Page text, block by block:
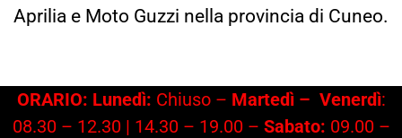
Aprilia e Moto Guzzi nella provincia di Cuneo.
ORARIO: Lunedì: Chiuso – Martedì – Venerdì:
08.30 – 12.30 | 14.30 – 19.00 – Sabato: 09.00 –